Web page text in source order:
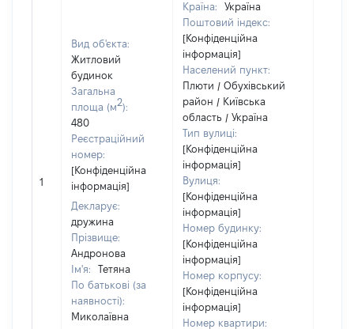
1
Вид об'єкта:
Житловий
будинок
Загальна
площа (м2):
480
Реєстраційний
номер:
[Конфіденційна
інформація]
Декларує:
дружина
Прізвище:
Андронова
Ім'я:
Тетяна
По батькові (за
наявності):
Миколаївна
Країна:
Україна
Поштовий індекс:
[Конфіденційна
інформація]
Населений пункт:
Плюти / Обухівський
район / Київська
область / Україна
Тип вулиці:
[Конфіденційна
інформація]
Вулиця:
[Конфіденційна
інформація]
Номер будинку:
[Конфіденційна
інформація]
Номер корпусу:
[Конфіденційна
інформація]
Номер квартири: